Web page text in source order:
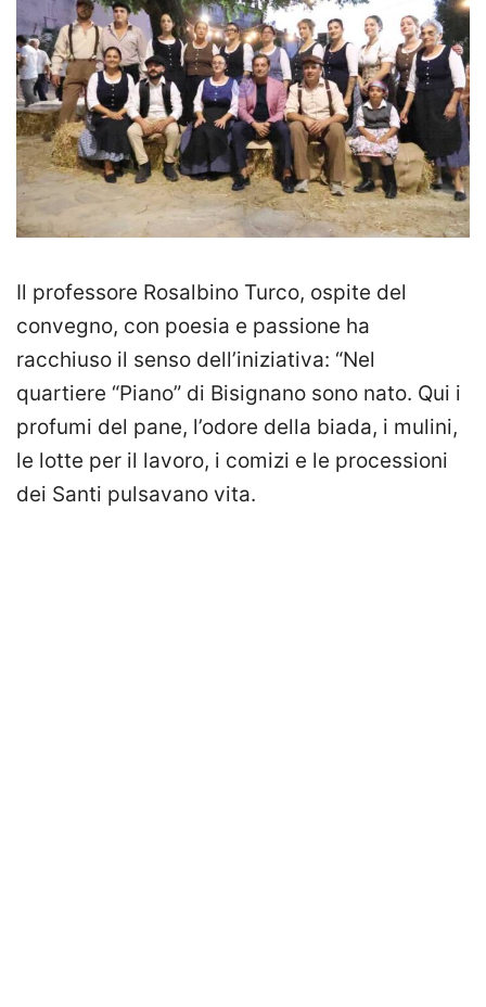
Il professore Rosalbino Turco, ospite del
convegno, con poesia e passione ha
racchiuso il senso dell’iniziativa: “Nel
quartiere “Piano” di Bisignano sono nato. Qui i
profumi del pane, l’odore della biada, i mulini,
le lotte per il lavoro, i comizi e le processioni
dei Santi pulsavano vita.